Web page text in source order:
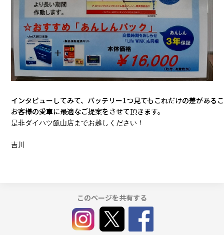
インタビューしてみて、バッテリー1つ見てもこれだけの差がある
お客様の愛車に最適なご提案をさせて頂きます。
是非ダイハツ飯山店までお越しください！
吉川
このページを共有する